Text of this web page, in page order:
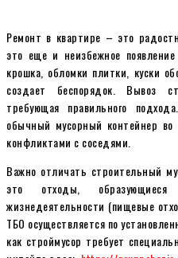
Ремонт в квартире – это
это еще и неизбежное
крошка, обломки плитки, куски
создает беспорядок. Вывоз
требующая правильного
обычный мусорный контейнер
конфликтами с соседями.
Важно отличать строительный
это отходы, образующиеся
жизнедеятельности (пищевые
ТБО осуществляется по
как строймусор требует